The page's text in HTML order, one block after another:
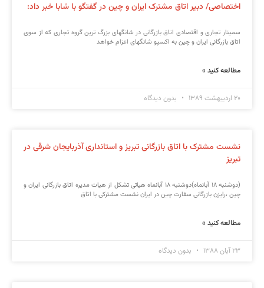
اختصاصی/ دبیر اتاق مشترک ایران و چین در گفتگو با شابا خبر داد:
سمینار تجاری و اقتصادی اتاق بازرگانی در شانگهای بزرگ ترین گروه تجاری که از سوی
اتاق بازرگانی ایران و چین به اکسپو شانگهای اعزام خواهد
مطالعه کنید »
۲۰ اردیبهشت ۱۳۸۹ بدون دیدگاه
نشست مشترک با اتاق بازرگانی تبریز و استانداری آذربایجان شرقی در
تبریز
(دوشنبه ۱۸ آبانماه)دوشنبه ۱۸ آبانماه هیاتی تشکل از هیات مدیره اتاق بازرگانی ایران و
چین ،رایزن بازرگانی سفارت چین در ایران نشست مشترکی با اتاق
مطالعه کنید »
۲۳ آبان ۱۳۸۸ بدون دیدگاه